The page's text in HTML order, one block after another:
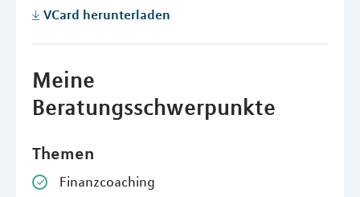
VCard herunterladen
Meine
Beratungsschwerpunkte
Themen
Finanzcoaching